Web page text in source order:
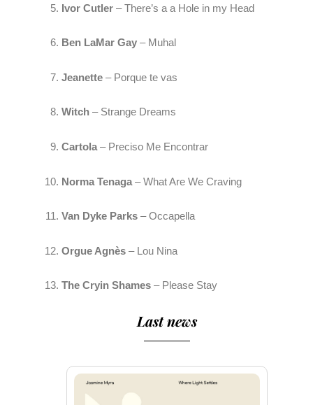
Ivor Cutler – There’s a a Hole in my Head
Ben LaMar Gay – Muhal
Jeanette – Porque te vas
Witch – Strange Dreams
Cartola – Preciso Me Encontrar
Norma Tenaga – What Are We Craving
Van Dyke Parks – Occapella
Orgue Agnès – Lou Nina
The Cryin Shames – Please Stay
Last news